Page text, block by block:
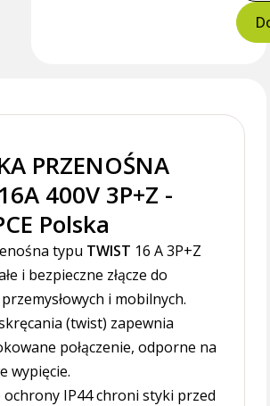
PRZENOŚNA
400V 3P+Z -
Polska
typu TWIST 16 A 3P+Z
i bezpieczne złącze do
i mobilnych.
(twist) zapewnia
połączenie, odporne na
wypięcie.
ochrony IP44 chroni styki przed